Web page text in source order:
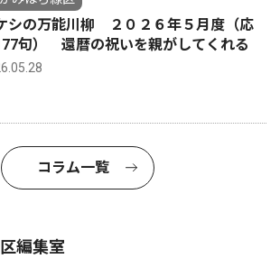
シの万能川柳 ２０２６年５月度（応
句） 還暦の祝いを親がしてくれる
コラム一覧
編集室